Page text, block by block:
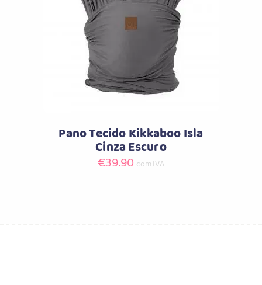
Comprar
Pano Tecido Kikkaboo Isla
Cinza Escuro
€39.90 com IVA